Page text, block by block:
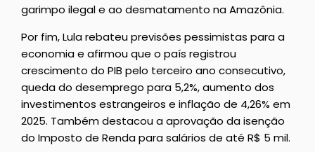
garimpo ilegal e ao desmatamento na Amazônia.
Por fim, Lula rebateu previsões pessimistas para a
economia e afirmou que o país registrou
crescimento do PIB pelo terceiro ano consecutivo,
queda do desemprego para 5,2%, aumento dos
investimentos estrangeiros e inflação de 4,26% em
2025. Também destacou a aprovação da isenção
do Imposto de Renda para salários de até R$ 5 mil.